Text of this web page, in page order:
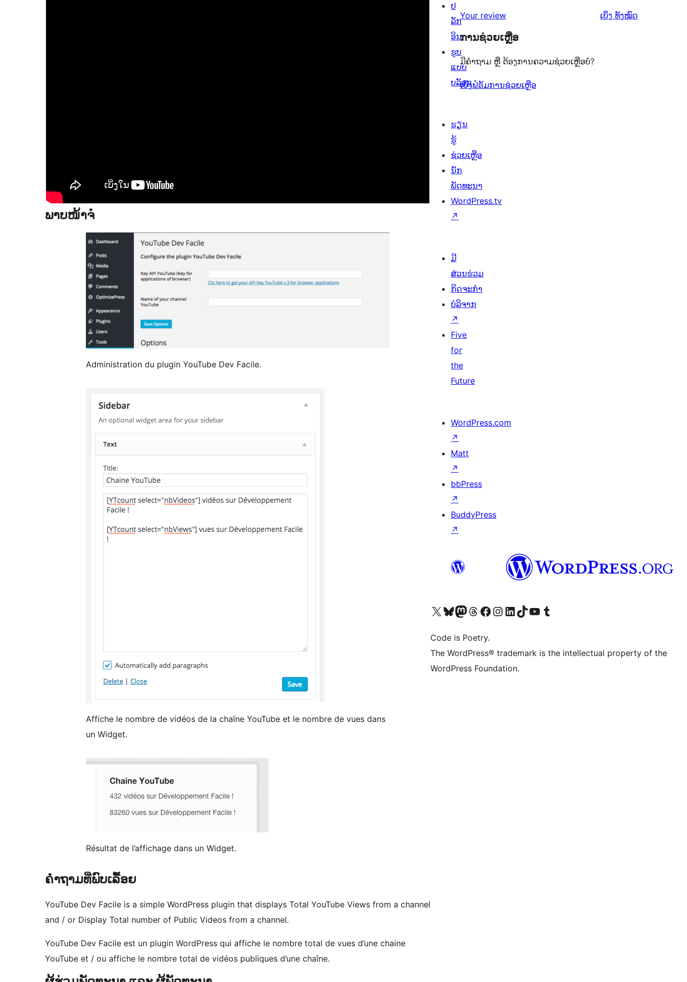
ພາບໜ້າຈໍ
Administration du plugin YouTube Dev Facile.
Affiche le nombre de vidéos de la chaîne YouTube et le nombre de vues dans
un Widget.
Résultat de l’affichage dans un Widget.
ຄຳຖາມທີ່ພົບເລື້ອຍ
YouTube Dev Facile is a simple WordPress plugin that displays Total YouTube Views from a channel
and / or Display Total number of Public Videos from a channel.
YouTube Dev Facile est un plugin WordPress qui affiche le nombre total de vues d’une chaine
YouTube et / ou affiche le nombre total de vidéos publiques d’une chaîne.
Your review ເບິ່ງ ຄຳ
ທັງໝົດ
ການຊ່ວຍເຫຼືອ
ມີຄຳຖາມ ຫຼື ຕ້ອງການຄວາມຊ່ວຍເຫຼືອບໍ່?
ເບິ່ງຟໍຣັມການຊ່ວຍເຫຼືອ
ປ
ລັກ
ອິນ
ຮູບ
ແບບ
ບລັອກ
ຮຽນ
ຮູ້
ຊ່ວຍເຫຼືອ
ນັກ
ພັດທະນາ
WordPress.tv
↗
ມີ
ສ່ວນຮ່ວມ
ກິດຈະກຳ
ບໍລິຈາກ
↗
Five
for
the
Future
WordPress.com
↗
Matt
↗
bbPress
↗
BuddyPress
↗
ຢ້ຽມຊົມບັນຊີ X (ຊື່ເກົ່າ Twitter) ຂອງພວກເຮົາຢ້ຽມຊົມບັນຊີ Bluesky ຂອງພວກເຮົາຢ້ຽມຊົມບັນຊີ Mastodon ຂອງພວກເຮົາຢ້ຽມຊົມບັນຊີ Threads ຂອງພວກເຮົາຢ້ຽມຊົມໜ້າ Facebook ຂອງພວກເຮົາຢ້ຽມຊົມບັນຊີ Instagram ຂອງພວກເຮົາຢ້ຽມຊົມບັນຊີ LinkedIn ຂອງພວກເຮົາຢ້ຽມຊົມບັນຊີ TikTok ຂອງພວກເຮົາຢ້ຽມຊົມຊ່ອງ YouTube ຂອງພວກເຮົາຢ້ຽມຊົມບັນຊີ Tumblr ຂອງພວກເຮົາ
Code is Poetry.
The WordPress® trademark is the intellectual property of the
WordPress Foundation.